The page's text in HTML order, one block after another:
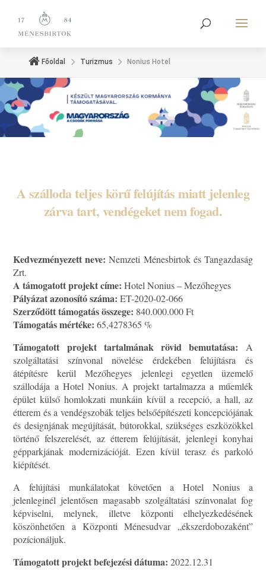
Főoldal Turizmus Nonius Hotel
A szállodateljes körű felújítás miattjelenleg
zárva tart, vendégeket nem fogad.
Kedvezményezett neve: Nemzeti Ménesbirtok és Tangazdaság
Zrt.
A támogatott projekt címe: Hotel Nonius – Mezőhegyes
Pályázat azonosító száma: ET-2020-02-066
Szerződött támogatás összege: 840.000.000 Ft
Támogatás mértéke: 65,4278365 %
Támogatott projekt tartalmának rövid bemutatása:
A
szolgáltatási színvonal növelése érdekében felújításra és
átépítésre kerül Mezőhegyes jelenlegi egyetlen üzemelő
szállodája a Hotel Nonius. A projekt tartalmazza a műemlék
épület külső homlokzati munkáin kívül a recepció, a hall, az
étterem és a vendégszobák teljes belsőépítészeti koncepciójának
és designjának megújítását, bútorokkal, szükséges eszközökkel
történő felszerelését, az étterem felújítását, jelenlegi konyhai
gépparkjának modernizációját. Ezen kívül terasz és parkoló
kiépítését.
A felújítási munkálatokat követően a Hotel Nonius a
jelenleginél jelentősen magasabb szolgáltatási színvonalat fog
képviselni, melynek, illetve központi elhelyezkedésének
köszönhetően a Központi Ménesudvar „ékszerdobozaként”
pozícionáljuk.
Támogatott projekt befejezési dátuma: 2022.12.31